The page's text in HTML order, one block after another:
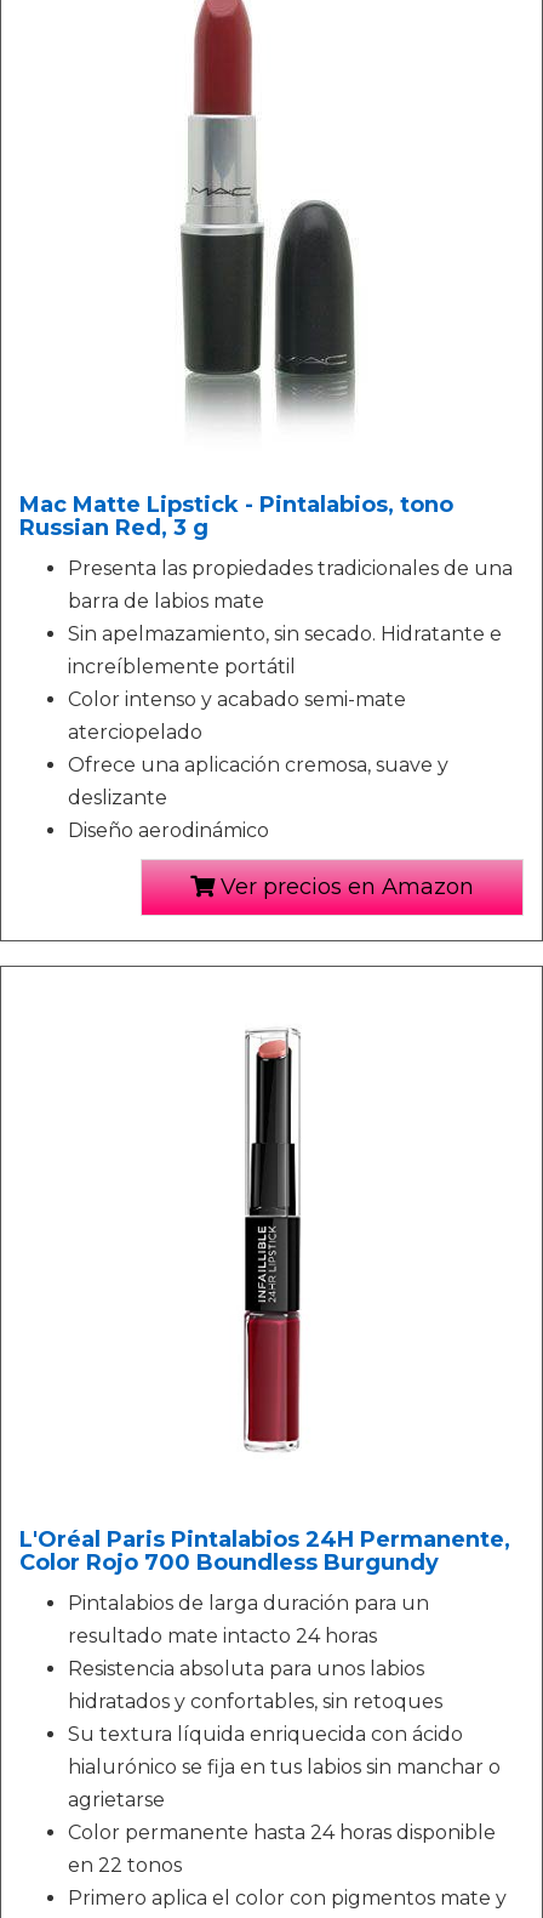
Mac Matte Lipstick - Pintalabios, tono
Russian Red, 3 g
Presenta las propiedades tradicionales de una
barra de labios mate
Sin apelmazamiento, sin secado. Hidratante e
increíblemente portátil
Color intenso y acabado semi-mate
aterciopelado
Ofrece una aplicación cremosa, suave y
deslizante
Diseño aerodinámico
Ver precios en Amazon
L'Oréal Paris Pintalabios 24H Permanente,
Color Rojo 700 Boundless Burgundy
Pintalabios de larga duración para un
resultado mate intacto 24 horas
Resistencia absoluta para unos labios
hidratados y confortables, sin retoques
Su textura líquida enriquecida con ácido
hialurónico se fija en tus labios sin manchar o
agrietarse
Color permanente hasta 24 horas disponible
en 22 tonos
Primero aplica el color con pigmentos mate y